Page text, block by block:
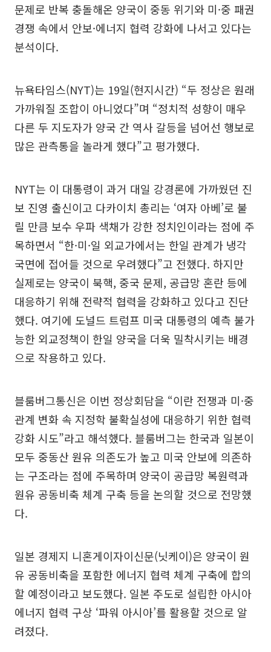
문제로 반복 충돌해온 양국이 중동 위기와 미·중 패권
경쟁 속에서 안보·에너지 협력 강화에 나서고 있다는
분석이다.
뉴욕타임스(NYT)는 19일(현지시간) “두 정상은 원래
가까워질 조합이 아니었다”며 “정치적 성향이 매우
다른 두 지도자가 양국 간 역사 갈등을 넘어선 행보로
많은 관측통을 놀라게 했다”고 평가했다.
NYT는 이 대통령이 과거 대일 강경론에 가까웠던 진
보 진영 출신이고 다카이치 총리는 ‘여자 아베’로 불
릴 만큼 보수 우파 색채가 강한 정치인이라는 점에 주
목하면서 “한·미·일 외교가에서는 한일 관계가 냉각
국면에 접어들 것으로 우려했다”고 전했다. 하지만
실제로는 양국이 북핵, 중국 문제, 공급망 혼란 등에
대응하기 위해 전략적 협력을 강화하고 있다고 진단
했다. 여기에 도널드 트럼프 미국 대통령의 예측 불가
능한 외교정책이 한일 양국을 더욱 밀착시키는 배경
으로 작용하고 있다.
블룸버그통신은 이번 정상회담을 “이란 전쟁과 미·중
관계 변화 속 지정학 불확실성에 대응하기 위한 협력
강화 시도”라고 해석했다. 블룸버그는 한국과 일본이
모두 중동산 원유 의존도가 높고 미국 안보에 의존하
는 구조라는 점에 주목하며 양국이 공급망 복원력과
원유 공동비축 체계 구축 등을 논의할 것으로 전망했
다.
일본 경제지 니혼게이자이신문(닛케이)은 양국이 원
유 공동비축을 포함한 에너지 협력 체계 구축에 합의
할 예정이라고 보도했다. 일본 주도로 설립한 아시아
에너지 협력 구상 ‘파워 아시아’를 활용할 것으로 알
려졌다.